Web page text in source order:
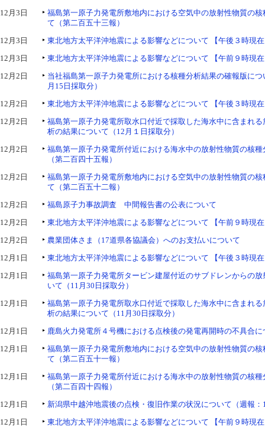
12月3日
福島第一原子力発電所敷地内における空気中の放射性物質の
て（第二百五十三報）
12月3日
東北地方太平洋沖地震による影響などについて 【午後３時現
12月3日
東北地方太平洋沖地震による影響などについて 【午前９時現
12月2日
当社福島第一原子力発電所における核種分析結果の確報版に
月15日採取分）
12月2日
東北地方太平洋沖地震による影響などについて 【午後３時現
12月2日
福島第一原子力発電所取水口付近で採取した海水中に含まれ
析の結果について（12月１日採取分）
12月2日
福島第一原子力発電所付近における海水中の放射性物質の核
（第二百四十五報）
12月2日
福島第一原子力発電所敷地内における空気中の放射性物質の
て（第二百五十二報）
12月2日
福島原子力事故調査 中間報告書の公表について
12月2日
東北地方太平洋沖地震による影響などについて 【午前９時現
12月2日
農業団体さま（17道県各協議会）へのお支払いについて
12月1日
東北地方太平洋沖地震による影響などについて 【午後３時現
12月1日
福島第一原子力発電所タービン建屋付近のサブドレンからの
いて（11月30日採取分）
12月1日
福島第一原子力発電所取水口付近で採取した海水中に含まれ
析の結果について（11月30日採取分）
12月1日
鹿島火力発電所４号機における点検後の発電再開時の不具合に
12月1日
福島第一原子力発電所敷地内における空気中の放射性物質の
て（第二百五十一報）
12月1日
福島第一原子力発電所付近における海水中の放射性物質の核
（第二百四十四報）
12月1日
新潟県中越沖地震後の点検・復旧作業の状況について（週報：
12月1日
東北地方太平洋沖地震による影響などについて 【午前９時現